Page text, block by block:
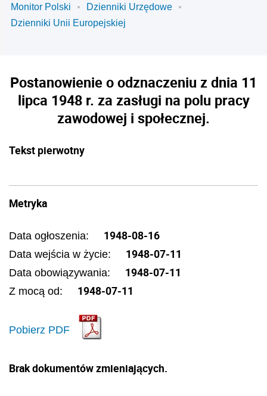
Monitor Polski
Dzienniki Urzędowe
Dzienniki Unii Europejskiej
Postanowienie o odznaczeniu z dnia 11
lipca 1948 r. za zasługi na polu pracy
zawodowej i społecznej.
Tekst pierwotny
Metryka
Data ogłoszenia: 1948-08-16
Data wejścia w życie: 1948-07-11
Data obowiązywania: 1948-07-11
Z mocą od: 1948-07-11
Pobierz PDF
Brak dokumentów zmieniających.